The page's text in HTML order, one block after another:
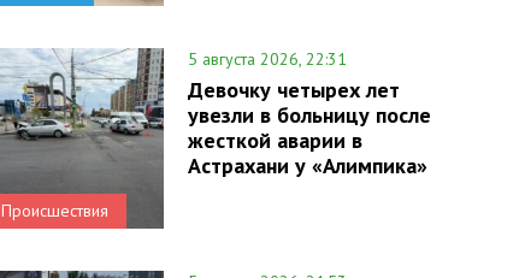
Происшествия
5 августа 2026, 22:31
Девочку четырех лет
увезли в больницу после
жесткой аварии в
Астрахани у «Алимпика»